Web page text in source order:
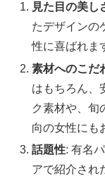
見た目の美し
たデザインの
性に喜ばれま
素材へのこだ
はもちろん、
ク素材や、旬
向の女性にも
話題性: 有名
アで紹介され